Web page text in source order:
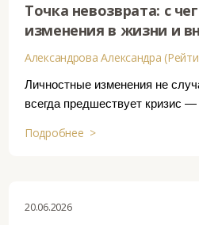
Точка невозврата: с
изменения в жизни и
Александрова Александра
Личностные изменения не
всегда предшествует кризис
Подробнее >
20.06.2026